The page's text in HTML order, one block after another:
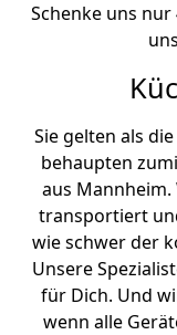
Schenke uns
Sie gelten als
behaupten
aus Mannheim.
transportiert
wie schwer der
Unsere
für Dich. Und
wenn alle